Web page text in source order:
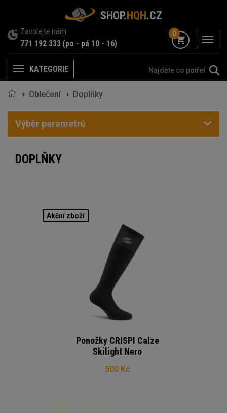
SHOP.HQH.CZ
Zavolejte nám
771 192 333 (po - pá 10 - 16) menu
0
MenuKATEGORIE
Oblečení Doplňky
Výběr parametrů
DOPLŇKY
Akční zboží
Ponožky CRISPI Calze
Skilight Nero
500 Kč